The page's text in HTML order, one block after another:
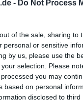
- Do Not Process
of the sale, sharing to
personal or sensitive
by us, please use the
selection. Please
you may
based on personal
disclosed to
Konzert
Tickets?